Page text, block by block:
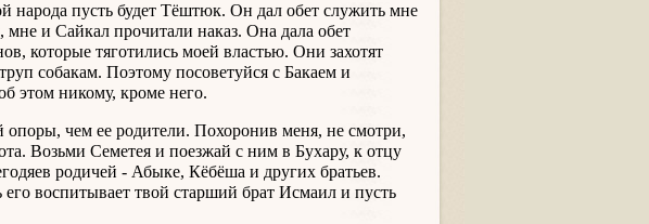
народа пусть будет Тёштюк. Он дал обет служить мне
и Сайкал прочитали наказ. Она дала обет
которые тяготились моей властью. Они захотят
собакам. Поэтому посоветуйся с Бакаем и
этом никому, кроме него.
чем ее родители. Похоронив меня, не смотри,
Возьми Семетея и поезжай с ним в Бухару, к отцу
родичей - Абыке, Кёбёша и других братьев.
воспитывает твой старший брат Исмаил и пусть